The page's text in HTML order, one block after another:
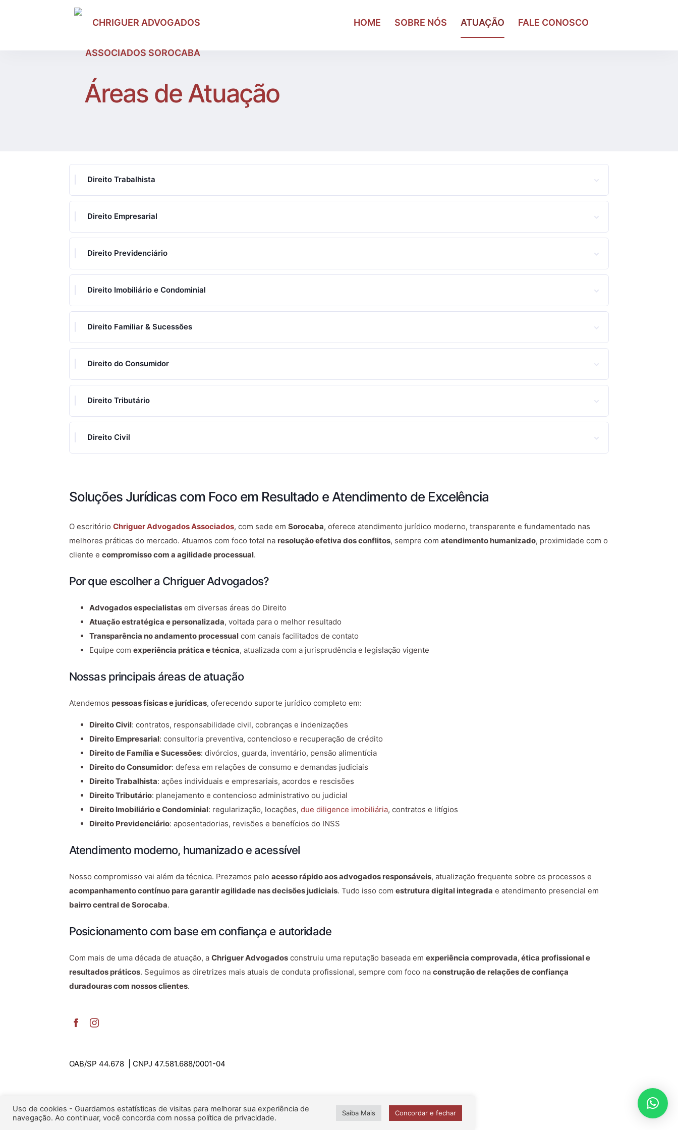
HOME SOBRE NÓS ATUAÇÃO FALE CONOSCO
Áreas de Atuação
Direito Trabalhista
Direito Empresarial
Direito Previdenciário
Direito Imobiliário e Condominial
Direito Familiar & Sucessões
Direito do Consumidor
Direito Tributário
Direito Civil
Soluções Jurídicas com Foco em Resultado e Atendimento de Excelência
O escritório Chriguer Advogados Associados, com sede em Sorocaba, oferece atendimento jurídico moderno, transparente e fundamentado nas
melhores práticas do mercado. Atuamos com foco total na resolução efetiva dos conflitos, sempre com atendimento humanizado, proximidade com o
cliente e compromisso com a agilidade processual.
Por que escolher a Chriguer Advogados?
Advogados especialistas em diversas áreas do Direito
Atuação estratégica e personalizada, voltada para o melhor resultado
Transparência no andamento processual com canais facilitados de contato
Equipe com experiência prática e técnica, atualizada com a jurisprudência e legislação vigente
Nossas principais áreas de atuação
Atendemos pessoas físicas e jurídicas, oferecendo suporte jurídico completo em:
Direito Civil: contratos, responsabilidade civil, cobranças e indenizações
Direito Empresarial: consultoria preventiva, contencioso e recuperação de crédito
Direito de Família e Sucessões: divórcios, guarda, inventário, pensão alimentícia
Direito do Consumidor: defesa em relações de consumo e demandas judiciais
Direito Trabalhista: ações individuais e empresariais, acordos e rescisões
Direito Tributário: planejamento e contencioso administrativo ou judicial
Direito Imobiliário e Condominial: regularização, locações, due diligence imobiliária, contratos e litígios
Direito Previdenciário: aposentadorias, revisões e benefícios do INSS
Atendimento moderno, humanizado e acessível
Nosso compromisso vai além da técnica. Prezamos pelo acesso rápido aos advogados responsáveis, atualização frequente sobre os processos e
acompanhamento contínuo para garantir agilidade nas decisões judiciais. Tudo isso com estrutura digital integrada e atendimento presencial em
bairro central de Sorocaba.
Posicionamento com base em confiança e autoridade
Com mais de uma década de atuação, a Chriguer Advogados construiu uma reputação baseada em experiência comprovada, ética profissional e
resultados práticos. Seguimos as diretrizes mais atuais de conduta profissional, sempre com foco na construção de relações de confiança
duradouras com nossos clientes.
OAB/SP 44.678 | CNPJ 47.581.688/0001-04
© Copyright 2022 – Criação byAgência Webby
Uso de cookies - Guardamos estatísticas de visitas para melhorar sua experiência de
navegação. Ao continuar, você concorda com nossa política de privacidade.
Saiba Mais Concordar e fechar